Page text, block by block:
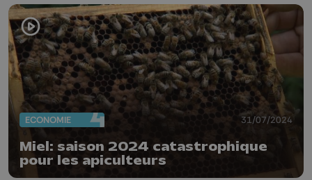
ECONOMIE 31/07/2024
Miel: saison 2024 catastrophique
pour les apiculteurs